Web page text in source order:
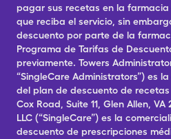
pagar sus recetas en la
que reciba el servicio, sin
descuento por parte de la
Programa de Tarifas de
previamente. Towers
“SingleCare Administrators”) es
del plan de descuento de
Cox Road, Suite 11, Glen Allen,
LLC (“SingleCare”) es la
descuento de prescripciones